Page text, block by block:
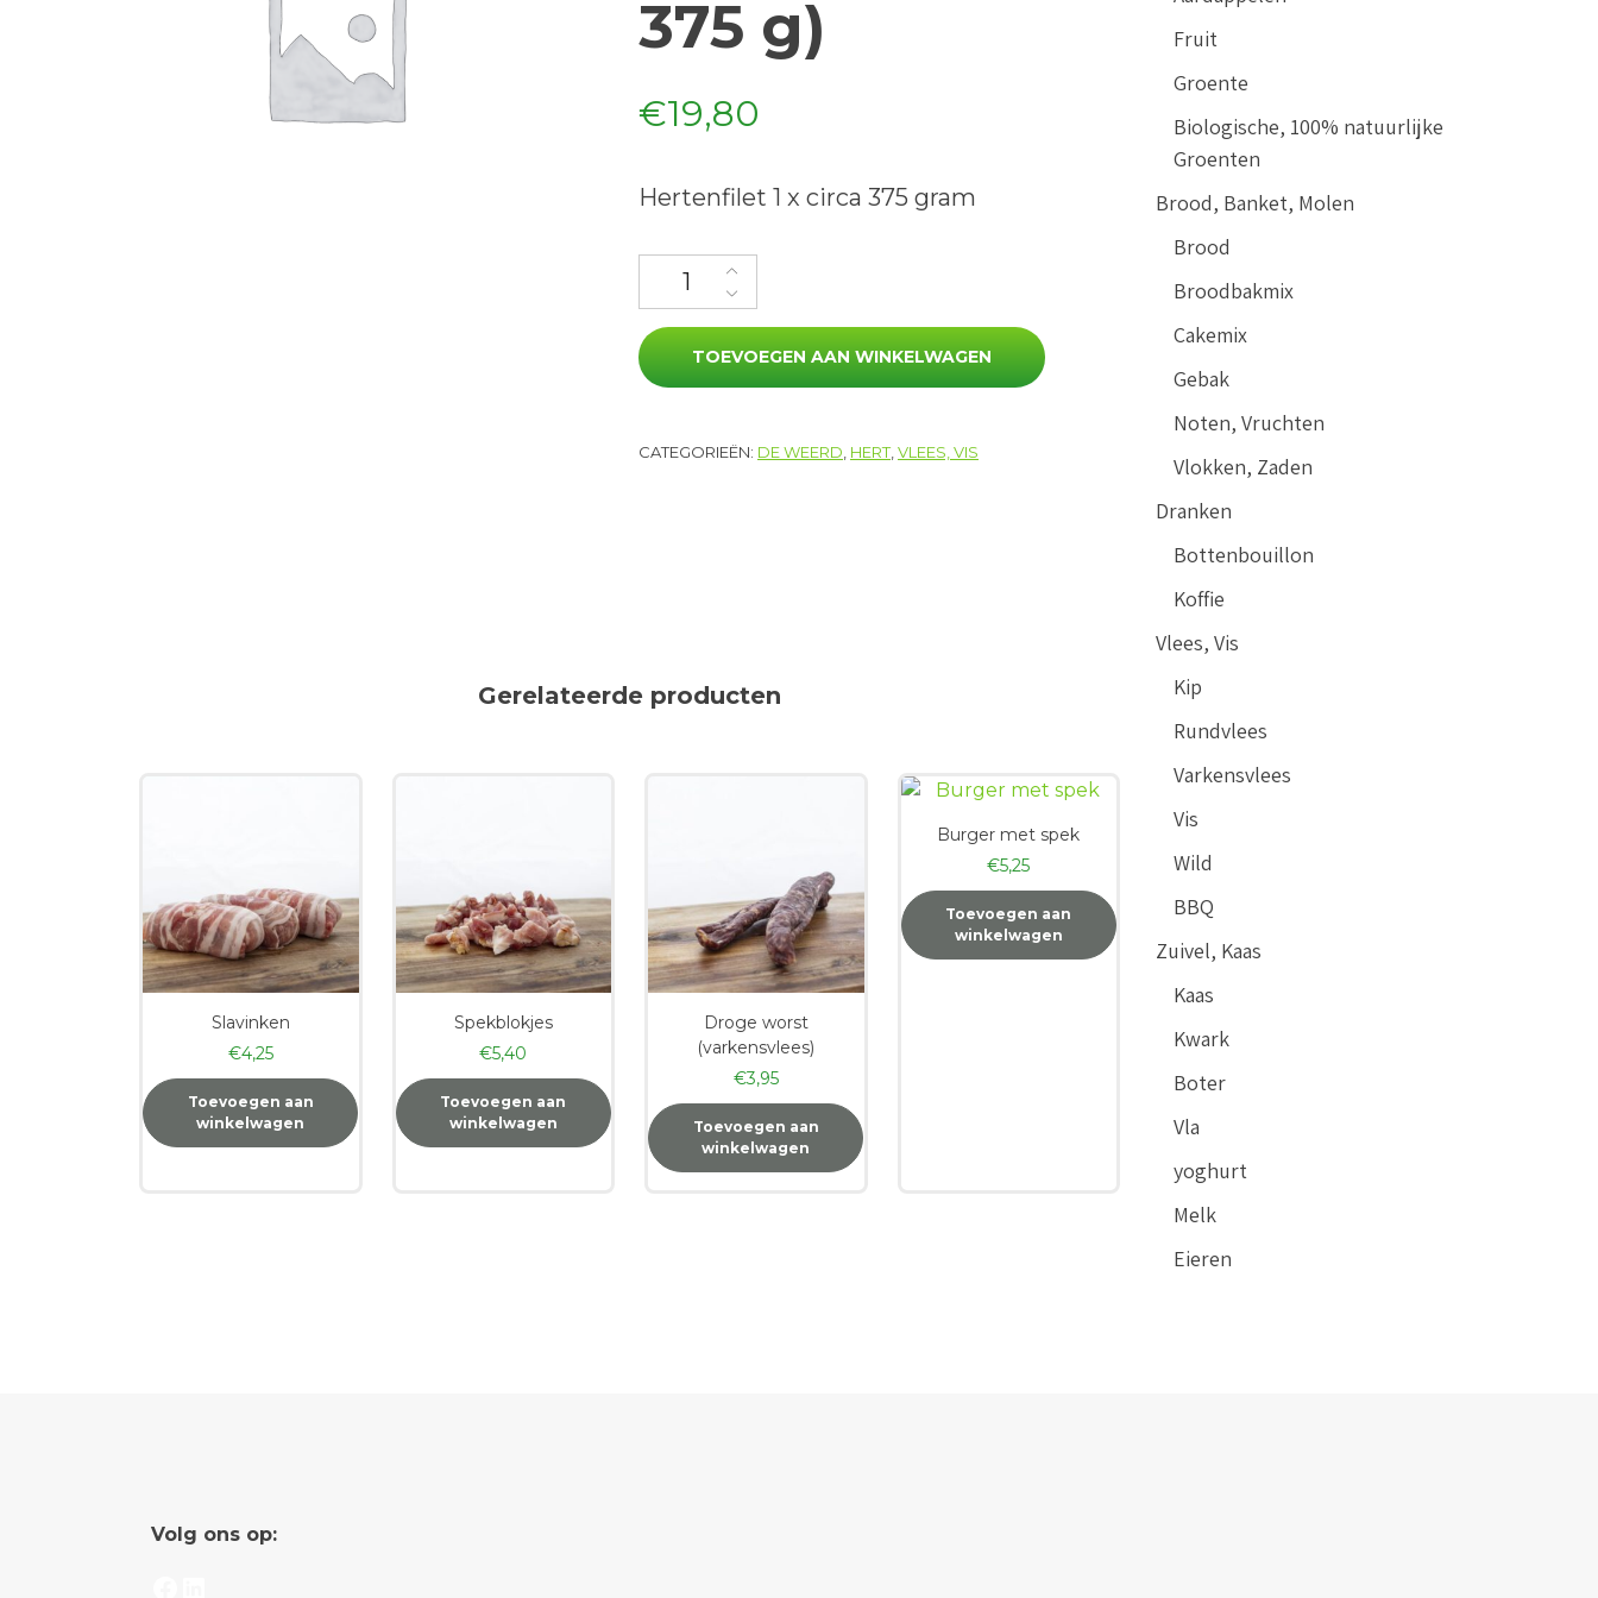
375 g)
€19,80
Hertenfilet 1 x circa 375 gram
Hertenfilet (ca. 375 g) aantal
TOEVOEGEN AAN WINKELWAGEN
CATEGORIEËN: DE WEERD HERT, VLEES, VIS
Gerelateerde producten
Slavinken
€4,25
Toevoegen aan
winkelwagen
Spekblokjes
€5,40
Toevoegen aan
winkelwagen
Droge worst
(varkensvlees)
€3,95
Toevoegen aan
winkelwagen
Burger met spek
€5,25
Toevoegen aan
winkelwagen
Fruit
Groente
Biologische, 100% natuurlijke
Groenten
Brood, Banket, Molen
Brood
Broodbakmix
Cakemix
Gebak
Noten, Vruchten
Vlokken, Zaden
Dranken
Bottenbouillon
Koffie
Vlees, Vis
Kip
Rundvlees
Varkensvlees
Vis
Wild
BBQ
Zuivel, Kaas
Kaas
Kwark
Boter
Vla
yoghurt
Melk
Eieren
Volg ons op: